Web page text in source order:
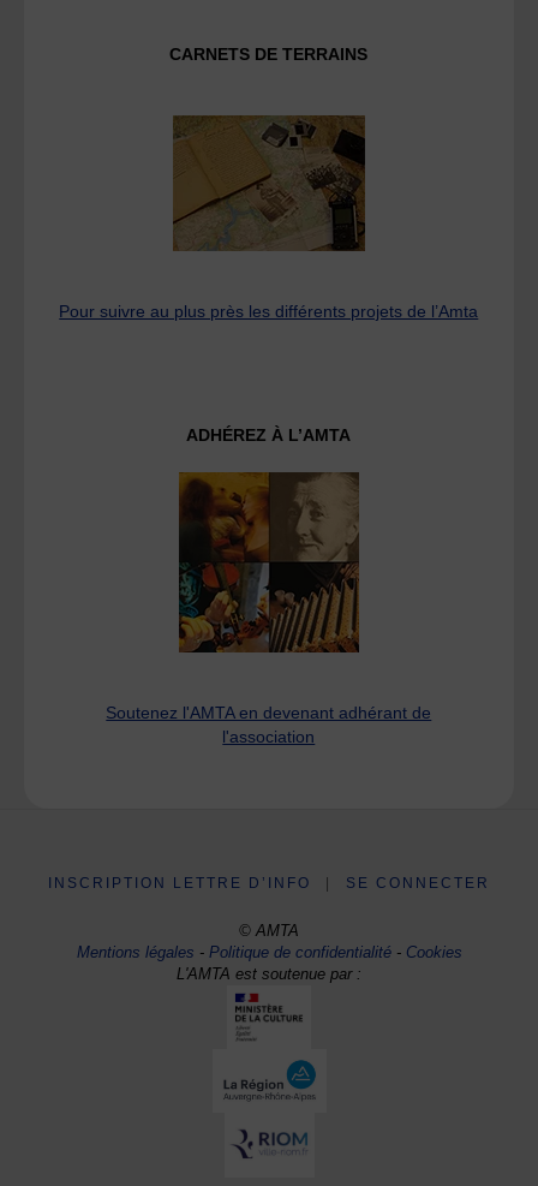
CARNETS DE TERRAINS
Pour suivre au plus près les différents projets de l’Amta
ADHÉREZ À L’AMTA
Soutenez l'AMTA en devenant adhérant de
l'association
INSCRIPTION LETTRE D’INFO SE CONNECTER
© AMTA
Mentions légales -Politique de confidentialité- Cookies
L'AMTA est soutenue par :